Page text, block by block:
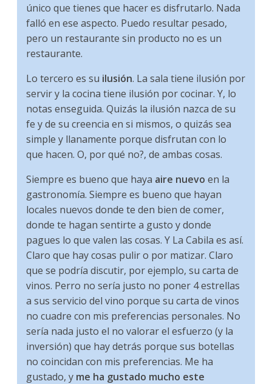
único que tienes que hacer es disfrutarlo. Nada
falló en ese aspecto. Puedo resultar pesado,
pero un restaurante sin producto no es un
restaurante.
Lo tercero es su ilusión. La sala tiene ilusión por
servir y la cocina tiene ilusión por cocinar. Y, lo
notas enseguida. Quizás la ilusión nazca de su
fe y de su creencia en si mismos, o quizás sea
simple y llanamente porque disfrutan con lo
que hacen. O, por qué no?, de ambas cosas.
Siempre es bueno que haya aire nuevo en la
gastronomía. Siempre es bueno que hayan
locales nuevos donde te den bien de comer,
donde te hagan sentirte a gusto y donde
pagues lo que valen las cosas. Y La Cabila es así.
Claro que hay cosas pulir o por matizar. Claro
que se podría discutir, por ejemplo, su carta de
vinos. Perro no sería justo no poner 4 estrellas
a sus servicio del vino porque su carta de vinos
no cuadre con mis preferencias personales. No
sería nada justo el no valorar el esfuerzo (y la
inversión) que hay detrás porque sus botellas
no coincidan con mis preferencias. Me ha
gustado, y me ha gustado mucho este